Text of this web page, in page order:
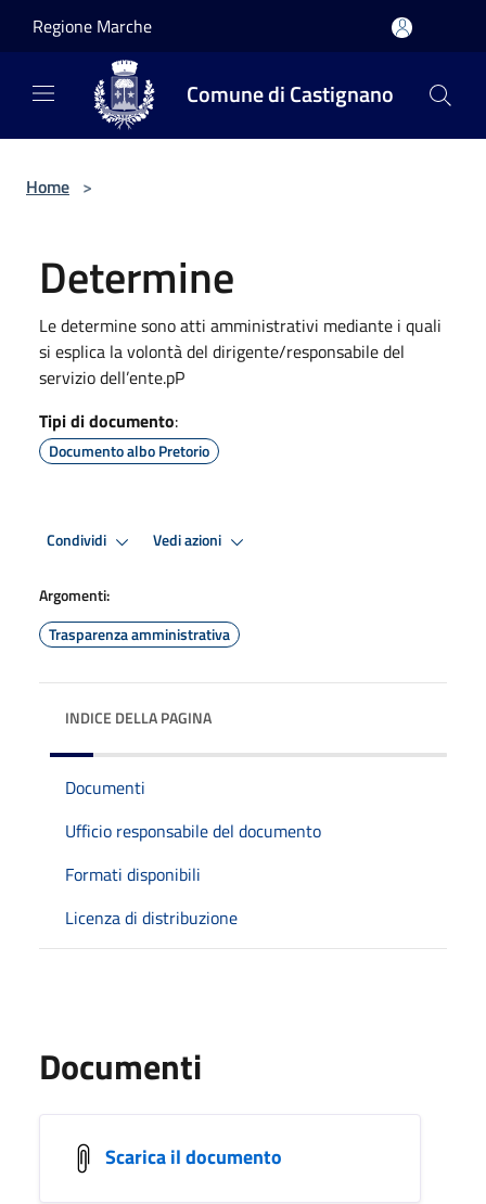
Regione Marche
Comune di Castignano
Home >
Determine
Le determine sono atti amministrativi mediante i quali
si esplica la volontà del dirigente/responsabile del
servizio dell’ente.pP
Tipi di documento:
Documento albo Pretorio
Condividi Vedi azioni
Argomenti:
Trasparenza amministrativa
INDICE DELLA PAGINA
Documenti
Ufficio responsabile del documento
Formati disponibili
Licenza di distribuzione
Documenti
Scarica il documento